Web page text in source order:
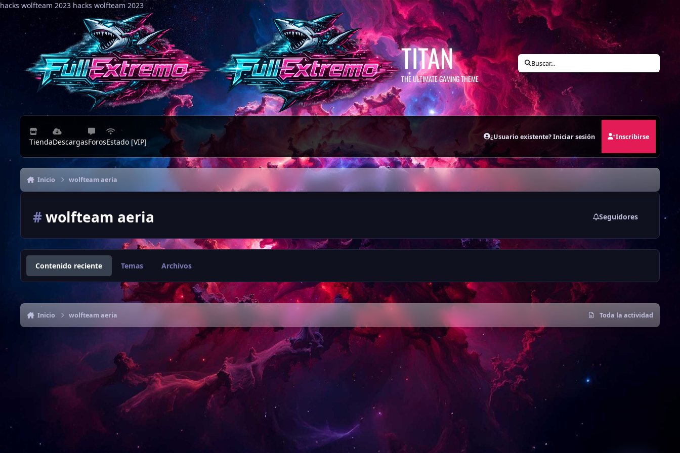
hacks wolfteam 2023 Saltar al contenido
hacks wolfteam 2023
TITAN
THE ULTIMATE GAMING THEME
Buscar...
TiendaDescargasForosEstado [VIP]
¿Usuario existente? Iniciar sesión Inscribirse
Inicio wolfteam aeria
#wolfteam aeria Seguidores
Contenido reciente Temas Archivos
Inicio wolfteam aeria Toda la actividad